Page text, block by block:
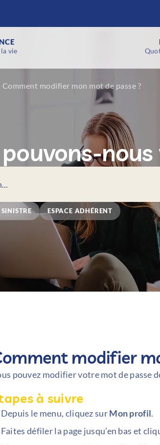
vie
nous
ESPACE ADHÉRENT
Comment modifier mon mot de passe ?
modifier
pouvez modifier votre mot de passe
à suivre
Depuis le menu, cliquez surMon profil.
Faites défiler la page jusqu’en bas et